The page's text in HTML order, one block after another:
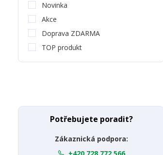
Novinka
Akce
Doprava ZDARMA
TOP produkt
Potřebujete poradit?
Zákaznická podpora: